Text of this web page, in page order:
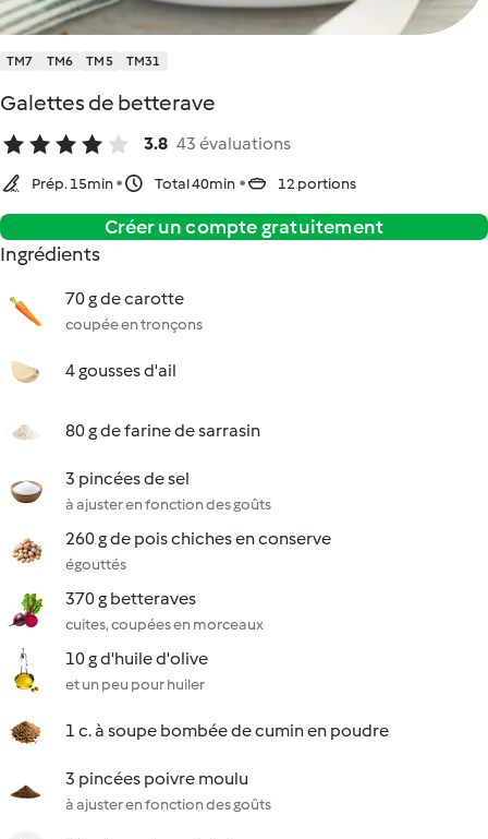
TM7 TM6 TM5 TM31
Galettes de betterave
3.8 43 évaluations
Prép. 15min Total 40min 12 portions
Créer un compte gratuitement
Ingrédients
70 g de carotte
coupée en tronçons
4 gousses d'ail
80 g de farine de sarrasin
3 pincées de sel
à ajuster en fonction des goûts
260 g de pois chiches en conserve
égouttés
370 g betteraves
cuites, coupées en morceaux
10 g d'huile d'olive
et un peu pour huiler
1 c. à soupe bombée de cumin en poudre
3 pincées poivre moulu
à ajuster en fonction des goûts